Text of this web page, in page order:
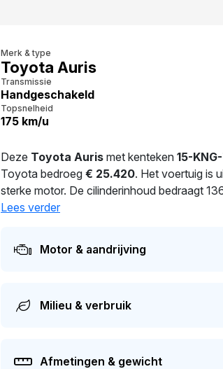
Merk & type
Toyota Auris
Transmissie
Handgeschakeld
Topsnelheid
175 km/u
Deze Toyota Auris met kenteken 15-
Toyota bedroeg € 25.420. Het voertuig is
sterke motor. De cilinderinhoud bedraagt
bedraagt 4.8 liter per 100 km. Dit model
gewisseld. De actuele waarde van dit
Lees verder
Motor & aandrijving
Milieu & verbruik
Afmetingen & gewicht